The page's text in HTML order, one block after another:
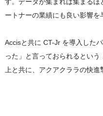
ートナーの業績にも良い影響を
Accisと共に CT-Jr を導入した
った」と言っておられるとい
上と共に、アクアクララの快